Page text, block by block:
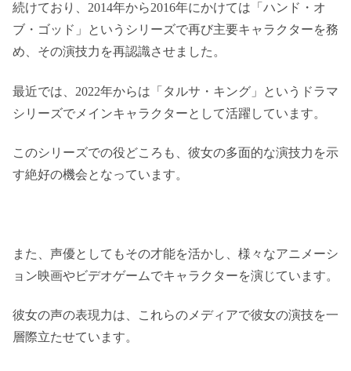
続けており、2014年から2016年にかけては「ハンド・オ
ブ・ゴッド」というシリーズで再び主要キャラクターを務
め、その演技力を再認識させました。
最近では、2022年からは「タルサ・キング」というドラマ
シリーズでメインキャラクターとして活躍しています。
このシリーズでの役どころも、彼女の多面的な演技力を示
す絶好の機会となっています。
また、声優としてもその才能を活かし、様々なアニメーシ
ョン映画やビデオゲームでキャラクターを演じています。
彼女の声の表現力は、これらのメディアで彼女の演技を一
層際立たせています。